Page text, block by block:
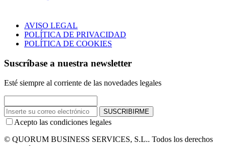
AVISO LEGAL
POLÍTICA DE PRIVACIDAD
POLÍTICA DE COOKIES
Suscríbase a nuestra newsletter
Esté siempre al corriente de las novedades legales
SUSCRIBIRME
Acepto las condiciones legales
© QUORUM BUSINESS SERVICES, S.L.. Todos los derechos